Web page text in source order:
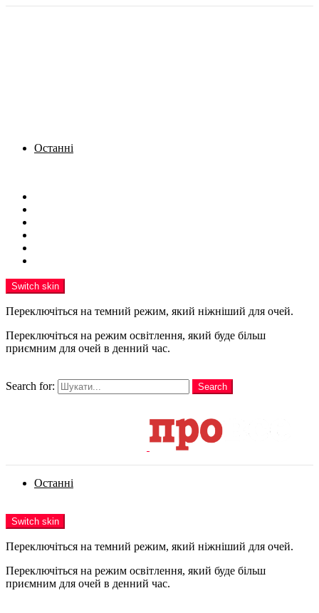
Останні
Switch skin
Переключіться на темний режим, який ніжніший для очей.
Переключіться на режим освітлення, який буде більш
приємним для очей в денний час.
Search for:
Search
Останні
Switch skin
Переключіться на темний режим, який ніжніший для очей.
Переключіться на режим освітлення, який буде більш
приємним для очей в денний час.